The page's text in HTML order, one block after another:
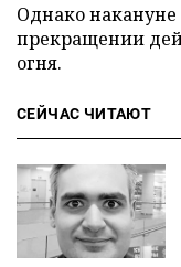
Однако
прекращении
огня.
СЕЙЧАС ЧИТАЮТ